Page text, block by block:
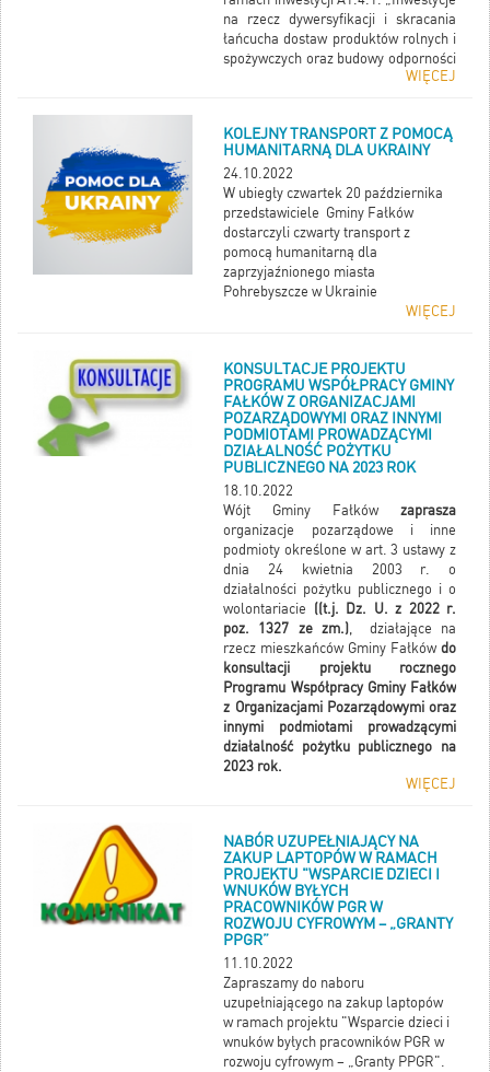
na rzecz dywersyfikacji i skracania
łańcucha dostaw produktów rolnych i
spożywczych oraz budowy odporności
podmiotów uczestniczących w
Odporności (Plan Rozwojowy).
Wnioski należy składać do Agencji
Restrukturyzacji i Modernizacji
Rolnictwa do dnia 15 listopada 2022r.
w formie elektronicznej poprzez
skorzystanie z formularza
udostępnionego przez Agencję na
PUE pod adresem
https://epue.arimr.gov.pl/
Więcej informacji uzyskacie Państwo
WIĘCEJ
KOLEJNY TRANSPORT Z POMOCĄ
HUMANITARNĄ DLA UKRAINY
24.10.2022
W ubiegły czwartek 20 października
przedstawiciele Gminy Fałków
dostarczyli czwarty transport z
pomocą humanitarną dla
zaprzyjaźnionego miasta
Pohrebyszcze w Ukrainie
WIĘCEJ
KONSULTACJE PROJEKTU
PROGRAMU WSPÓŁPRACY GMINY
FAŁKÓW Z ORGANIZACJAMI
POZARZĄDOWYMI ORAZ INNYMI
PODMIOTAMI PROWADZĄCYMI
DZIAŁALNOŚĆ POŻYTKU
PUBLICZNEGO NA 2023 ROK
18.10.2022
Wójt Gminy Fałkówzaprasza
organizacje pozarządowe i inne
podmioty określone w art. 3 ustawy z
dnia 24 kwietnia 2003 r. o
działalności pożytku publicznego i o
wolontariacie ((t.j. Dz. U. z 2022 r.
poz. 1327 ze zm.), działające na
rzecz mieszkańców Gminy Fałków do
konsultacji
projektu rocznego
Programu Współpracy Gminy Fałków
z Organizacjami Pozarządowymi oraz
innymi podmiotami prowadzącymi
działalność pożytku publicznego na
2023 rok.
WIĘCEJ
NABÓR UZUPEŁNIAJĄCY NA
ZAKUP LAPTOPÓW W RAMACH
PROJEKTU "WSPARCIE DZIECI I
WNUKÓW BYŁYCH
PRACOWNIKÓW PGR W
ROZWOJU CYFROWYM – „GRANTY
PPGR”
11.10.2022
Zapraszamy do naboru
uzupełniającego na zakup laptopów
w ramach projektu "Wsparcie dzieci i
wnuków byłych pracowników PGR w
rozwoju cyfrowym – „Granty PPGR".